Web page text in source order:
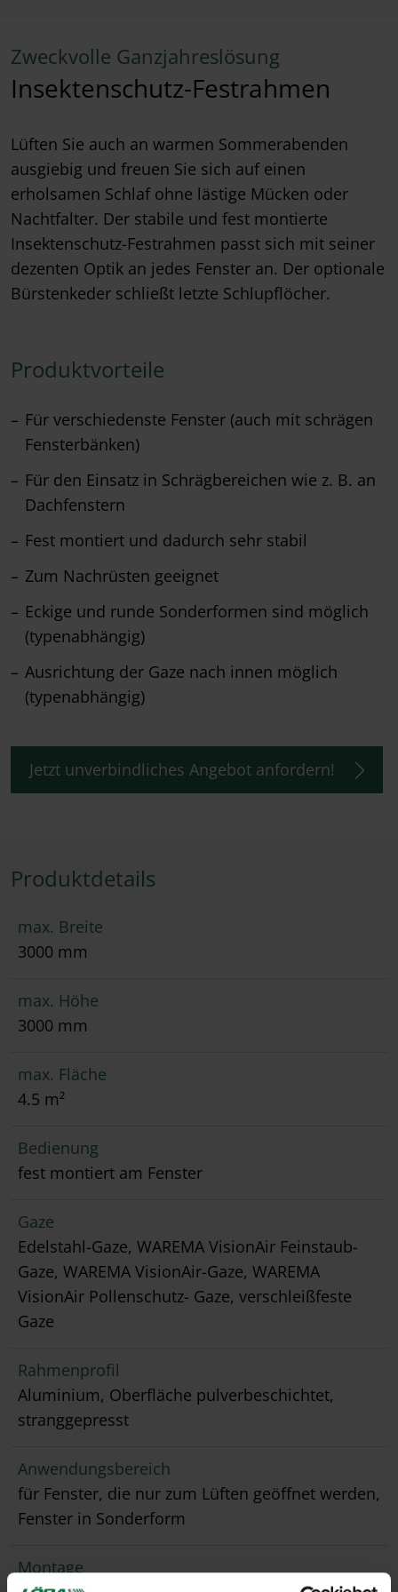
Zweckvolle Ganzjahreslösung
Insektenschutz-Festrahmen
Lüften Sie auch an warmen Sommerabenden
ausgiebig und freuen Sie sich auf einen
erholsamen Schlaf ohne lästige Mücken oder
Nachtfalter. Der stabile und fest montierte
Insektenschutz-Festrahmen passt sich mit seiner
dezenten Optik an jedes Fenster an. Der optionale
Bürstenkeder schließt letzte Schlupflöcher.
Produktvorteile
Für verschiedenste Fenster (auch mit schrägen
Fensterbänken)
Für den Einsatz in Schrägbereichen wie z. B. an
Dachfenstern
Fest montiert und dadurch sehr stabil
Zum Nachrüsten geeignet
Eckige und runde Sonderformen sind möglich
(typenabhängig)
Ausrichtung der Gaze nach innen möglich
(typenabhängig)
Jetzt unverbindliches Angebot anfordern!
Produktdetails
max. Breite
3000 mm
max. Höhe
3000 mm
max. Fläche
4.5 m²
Bedienung
fest montiert am Fenster
Gaze
Edelstahl-Gaze, WAREMA VisionAir Feinstaub-
Gaze, WAREMA VisionAir-Gaze, WAREMA
VisionAir Pollenschutz- Gaze, verschleißfeste
Gaze
Rahmenprofil
Aluminium, Oberfläche pulverbeschichtet,
stranggepresst
Anwendungsbereich
für Fenster, die nur zum Lüften geöffnet werden,
Fenster in Sonderform
Montage